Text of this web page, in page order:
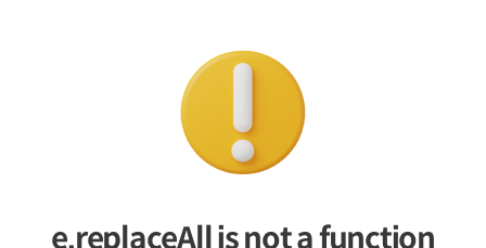
e.replaceAll is not a function